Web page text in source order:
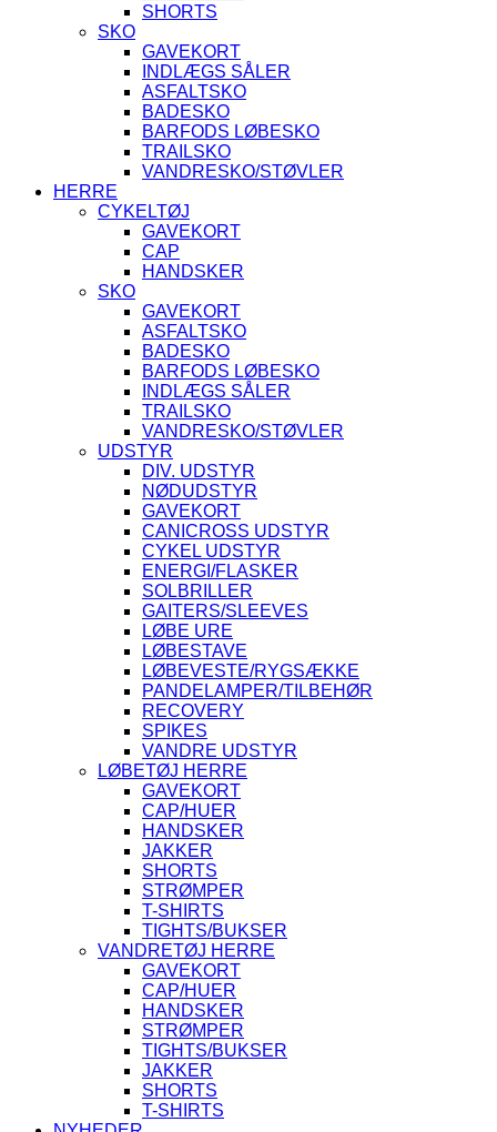
SHORTS
SKO
GAVEKORT
INDLÆGS SÅLER
ASFALTSKO
BADESKO
BARFODS LØBESKO
TRAILSKO
VANDRESKO/STØVLER
HERRE
CYKELTØJ
GAVEKORT
CAP
HANDSKER
SKO
GAVEKORT
ASFALTSKO
BADESKO
BARFODS LØBESKO
INDLÆGS SÅLER
TRAILSKO
VANDRESKO/STØVLER
UDSTYR
DIV. UDSTYR
NØDUDSTYR
GAVEKORT
CANICROSS UDSTYR
CYKEL UDSTYR
ENERGI/FLASKER
SOLBRILLER
GAITERS/SLEEVES
LØBE URE
LØBESTAVE
LØBEVESTE/RYGSÆKKE
PANDELAMPER/TILBEHØR
RECOVERY
SPIKES
VANDRE UDSTYR
LØBETØJ HERRE
GAVEKORT
CAP/HUER
HANDSKER
JAKKER
SHORTS
STRØMPER
T-SHIRTS
TIGHTS/BUKSER
VANDRETØJ HERRE
GAVEKORT
CAP/HUER
HANDSKER
STRØMPER
TIGHTS/BUKSER
JAKKER
SHORTS
T-SHIRTS